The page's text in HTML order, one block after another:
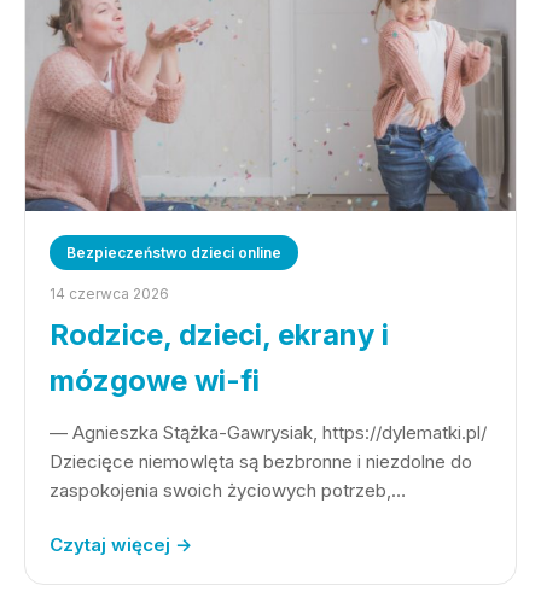
Bezpieczeństwo dzieci online
14 czerwca 2026
Rodzice, dzieci, ekrany i
mózgowe wi-fi
— Agnieszka Stążka-Gawrysiak, https://dylematki.pl/
Dziecięce niemowlęta są bezbronne i niezdolne do
zaspokojenia swoich życiowych potrzeb,…
Czytaj więcej →